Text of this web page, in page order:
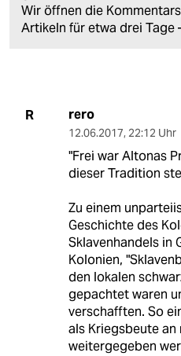
Wir öffnen die
Artikeln für etwa drei Tage
R rero
12.06.2017, 22:12 Uhr
"Frei war Altonas
dieser Tradition
Zu einem
Geschichte des
Sklavenhandels in
Kolonien,
den lokalen
gepachtet waren
verschafften. So
als Kriegsbeute an
weitergegeben